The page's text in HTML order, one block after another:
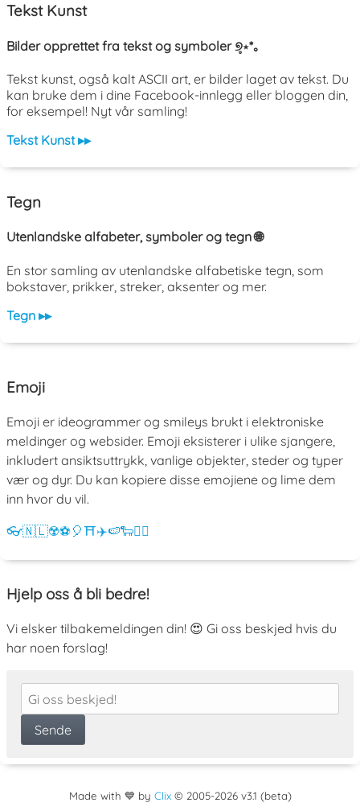
Tekst Kunst
Bilder opprettet fra tekst og symboler ୭̥⋆*｡
Tekst kunst, også kalt ASCII art, er bilder laget av tekst. Du
kan bruke dem i dine Facebook-innlegg eller bloggen din,
for eksempel! Nyt vår samling!
Tekst Kunst ▸▸
Tegn
Utenlandske alfabeter, symboler og tegn 🌐
En stor samling av utenlandske alfabetiske tegn, som
bokstaver, prikker, streker, aksenter og mer.
Tegn ▸▸
Emoji
Emoji er ideogrammer og smileys brukt i elektroniske
meldinger og websider. Emoji eksisterer i ulike sjangere,
inkludert ansiktsuttrykk, vanlige objekter, steder og typer
vær og dyr. Du kan kopiere disse emojiene og lime dem
inn hvor du vil.
👓🇳🇱☢️⚽ 🎈⛩️✈️🍉🐑💁‍♀️
Hjelp oss å bli bedre!
Vi elsker tilbakemeldingen din! 😍 Gi oss beskjed hvis du
har noen forslag!
Made with 💙 by Clix© 2005-2026 v3.1 (beta)